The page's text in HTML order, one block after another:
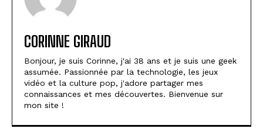
CORINNE GIRAUD
Bonjour, je suis Corinne, j'ai 38 ans et je suis une geek
assumée. Passionnée par la technologie, les jeux
vidéo et la culture pop, j'adore partager mes
connaissances et mes découvertes. Bienvenue sur
mon site !